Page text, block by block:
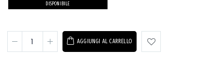
DISPONIBILE
AGGIUNGI AL CARRELLO